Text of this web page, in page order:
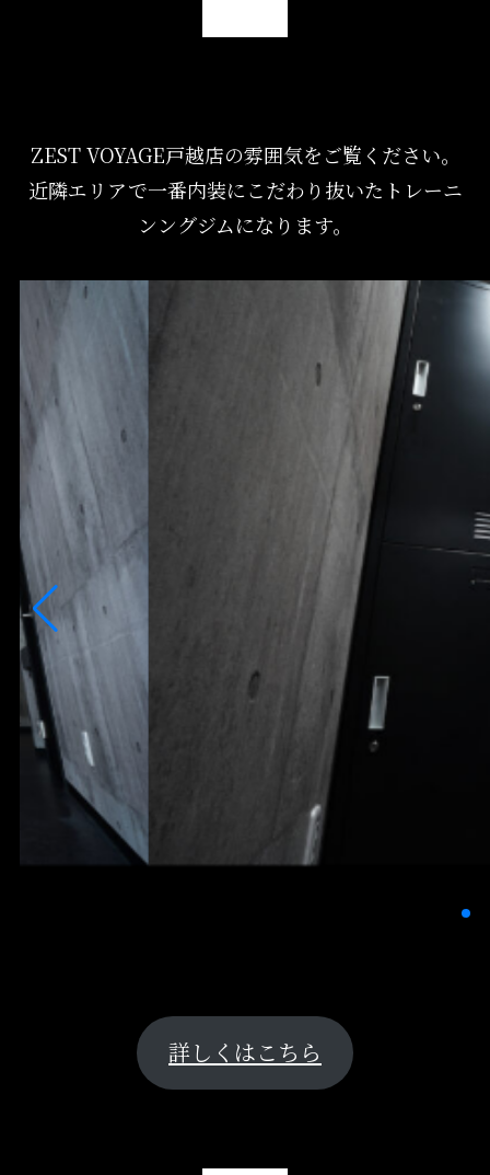
ZEST VOYAGE戸越店の雰囲気をご覧ください。
近隣エリアで一番内装にこだわり抜いたトレーニ
ンングジムになります。
詳しくはこちら